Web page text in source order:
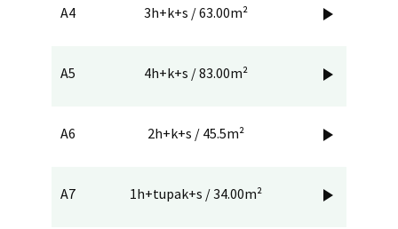
A4 3h+k+s / 63.00m² 
A5 4h+k+s / 83.00m² 
A6 2h+k+s / 45.5m² 
A7 1h+tupak+s / 34.00m² 